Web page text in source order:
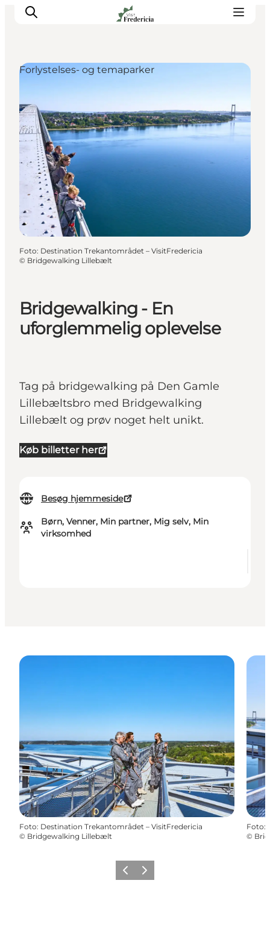
Det sker
Oplevelser
Spisesteder
Overnatning
Planlæg din tur
Book guidet tur
Bridgewalking - En
uforglemmelig oplevelse
Tag på bridgewalking på Den Gamle
Lillebæltsbro med Bridgewalking
Lillebælt og prøv noget helt unikt.
Køb billetter her
Besøg hjemmeside
Børn, Venner, Min partner, Mig selv, Min
virksomhed
Forlystelses- og temaparker
Foto: Destination Trekantområdet – VisitFredericia
© Bridgewalking Lillebælt
Foto: Destination Trekantområdet – VisitFredericia
© Bridgewalking Lillebælt
Foto:
©
Forrige billede
Næste billede